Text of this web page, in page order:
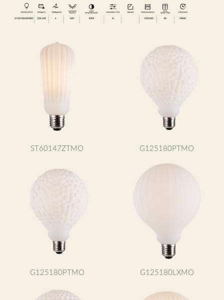
ST60147ZTMO G125180PTMO
G125180PTMO G125180LXMO